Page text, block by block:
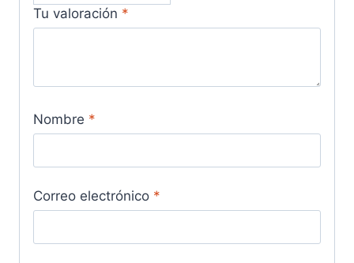
Tu valoración *
Nombre *
Correo electrónico *